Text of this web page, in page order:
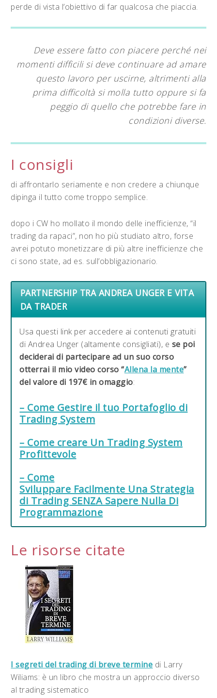
perde di vista l’obiettivo di far qualcosa che piaccia.
Deve essere fatto con piacere perché nei
momenti difficili si deve continuare ad amare
questo lavoro per uscirne, altrimenti alla
prima difficoltà si molla tutto oppure si fa
peggio di quello che potrebbe fare in
condizioni diverse.
I consigli
di affrontarlo seriamente e non credere a chiunque
dipinga il tutto come troppo semplice.
dopo i CW ho mollato il mondo delle inefficienze, “il
trading da rapaci”, non ho più studiato altro, forse
avrei potuto monetizzare di più altre inefficienze che
ci sono state, ad es. sull’obbligazionario.
PARTNERSHIP TRA ANDREA UNGER E VITA
DA TRADER
Usa questi link per accedere ai contenuti gratuiti
di Andrea Unger (altamente consigliati), e se poi
deciderai di partecipare ad un suo corso
otterrai il mio video corso “Allena la mente”
del valore di 197€ in omaggio:
– Come Gestire il tuo Portafoglio di
Trading System
– Come creare Un Trading System
Profittevole
– Come
Sviluppare Facilmente Una Strategia
di Trading SENZA Sapere Nulla Di
Programmazione
Le risorse citate
I segreti del trading di breve termine di Larry
Wiliams: è un libro che mostra un approccio diverso
al trading sistematico